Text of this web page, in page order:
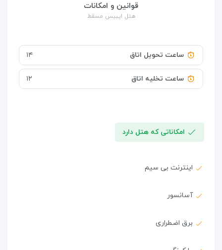
قوانین و امکانات
هتل ایبیس مسقط
ساعت تحویل اتاق ۱۴
ساعت تخلیه اتاق ۱۲
امکاناتی که هتل دارد
اینترنت بی سیم
آسانسور
برق اضطراری